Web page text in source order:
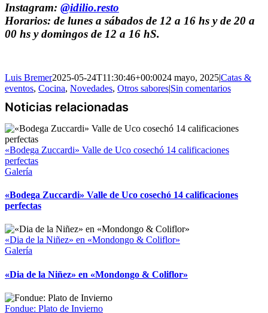
Instagram: @idilio.resto
Horarios: de lunes a sábados de 12 a 16 hs y de 20 a
00 hs y domingos de 12 a 16 hS.
Luis Bremer2025-05-24T11:30:46+00:0024 mayo, 2025|Catas &
eventos, Cocina, Novedades, Otros sabores|Sin comentarios
«Bodega Zuccardi» Valle de Uco cosechó 14 calificaciones
perfectas
Galería
«Bodega Zuccardi» Valle de Uco cosechó 14 calificaciones
perfectas
«Dia de la Niñez» en «Mondongo & Coliflor»
Galería
«Dia de la Niñez» en «Mondongo & Coliflor»
Fondue: Plato de Invierno